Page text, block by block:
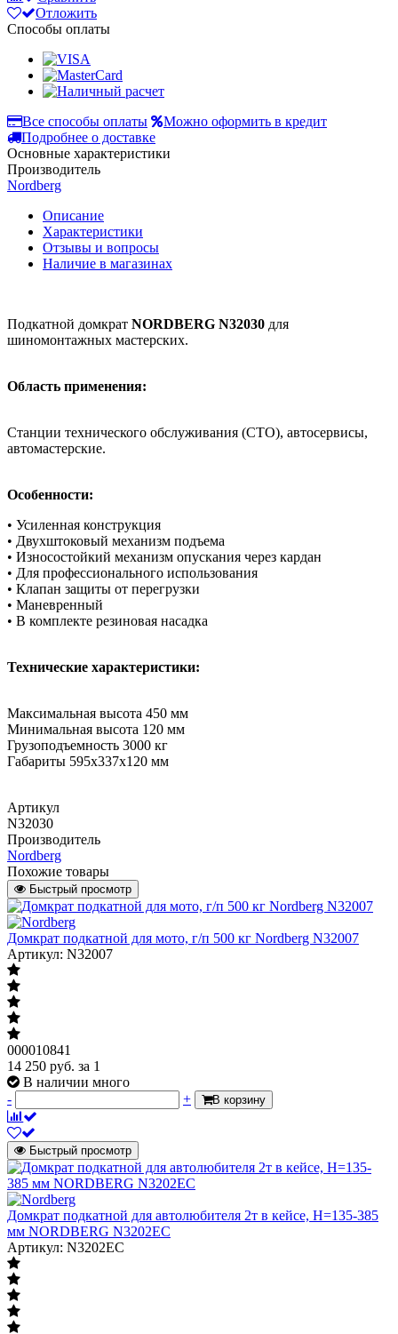
Отложить
Способы оплаты
Все способы оплаты
Можно оформить в кредит
Подробнее о доставке
Основные характеристики
Производитель
Nordberg
Описание
Характеристики
Отзывы и вопросы
Наличие в магазинах
Подкатной домкрат NORDBERG N32030 для
шиномонтажных мастерских.
Область применения:
Станции технического обслуживания (СТО), автосервисы,
автомастерские.
Особенности:
• Усиленная конструкция
• Двухштоковый механизм подъема
• Износостойкий механизм опускания через кардан
• Для профессионального использования
• Клапан защиты от перегрузки
• Маневренный
• В комплекте резиновая насадка
Технические характеристики:
Максимальная высота 450 мм
Минимальная высота 120 мм
Грузоподъемность 3000 кг
Габариты 595х337х120 мм
Артикул
N32030
Производитель
Nordberg
Похожие товары
Быстрый просмотр
Домкрат подкатной для мото, г/п 500 кг Nordberg N32007
Артикул: N32007
000010841
14 250 руб. за 1
В наличии много
-
+ В корзину
Быстрый просмотр
Домкрат подкатной для автолюбителя 2т в кейсе, Н=135-385
мм NORDBERG N3202EC
Артикул: N3202EC